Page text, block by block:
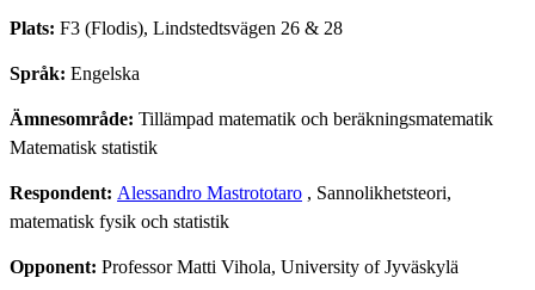
Plats: F3 (Flodis), Lindstedtsvägen 26 & 28
Språk: Engelska
Ämnesområde: Tillämpad matematik och beräkningsmatematik
Matematisk statistik
Respondent: Alessandro Mastrototaro , Sannolikhetsteori,
matematisk fysik och statistik
Opponent: Professor Matti Vihola, University of Jyväskylä